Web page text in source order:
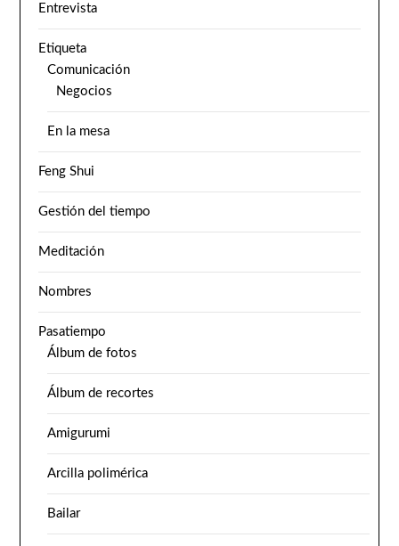
Entrevista
Etiqueta
Comunicación
Negocios
En la mesa
Feng Shui
Gestión del tiempo
Meditación
Nombres
Pasatiempo
Álbum de fotos
Álbum de recortes
Amigurumi
Arcilla polimérica
Bailar